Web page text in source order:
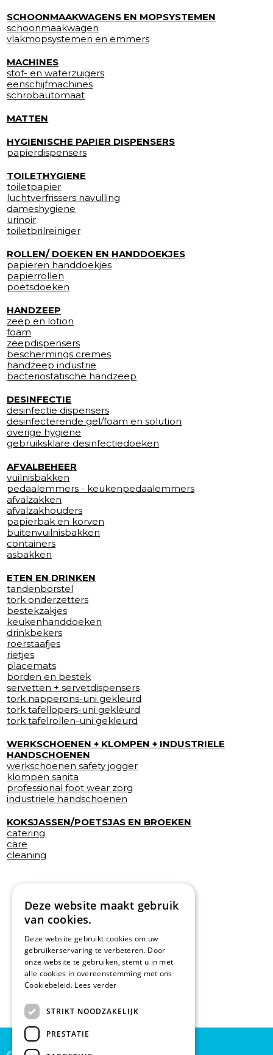
SCHOONMAAKWAGENS EN MOPSYSTEMEN
schoonmaakwagen
vlakmopsystemen en emmers
MACHINES
stof- en waterzuigers
eenschijfmachines
schrobautomaat
MATTEN
HYGIENISCHE PAPIER DISPENSERS
papierdispensers
TOILETHYGIENE
toiletpapier
luchtverfrissers navulling
dameshygiene
urinoir
toiletbrilreiniger
ROLLEN/ DOEKEN EN HANDDOEKJES
papieren handdoekjes
papierrollen
poetsdoeken
HANDZEEP
zeep en lotion
foam
zeepdispensers
beschermings cremes
handzeep industrie
bacteriostatische handzeep
DESINFECTIE
desinfectie dispensers
desinfecterende gel/foam en solution
overige hygiene
gebruiksklare desinfectiedoeken
AFVALBEHEER
vuilnisbakken
pedaalemmers - keukenpedaalemmers
afvalzakken
afvalzakhouders
papierbak en korven
buitenvuilnisbakken
containers
asbakken
ETEN EN DRINKEN
tandenborstel
tork onderzetters
bestekzakjes
keukenhanddoeken
drinkbekers
roerstaafjes
rietjes
placemats
borden en bestek
servetten + servetdispensers
tork napperons-uni gekleurd
tork tafellopers-uni gekleurd
tork tafelrollen-uni gekleurd
WERKSCHOENEN + KLOMPEN + INDUSTRIELE
HANDSCHOENEN
werkschoenen safety jogger
klompen sanita
professional foot wear zorg
industriele handschoenen
KOKSJASSEN/POETSJAS EN BROEKEN
catering
care
cleaning
Deze website maakt gebruik
van cookies.
Deze website gebruikt cookies om uw
gebruikerservaring te verbeteren. Door
onze website te gebruiken, stemt u in met
alle cookies in overeenstemming met ons
Cookiebeleid. Lees verder
STRIKT NOODZAKELIJK
PRESTATIE